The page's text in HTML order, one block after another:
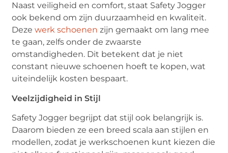
Naast veiligheid en comfort, staat Safety Jogger
ook bekend om zijn duurzaamheid en kwaliteit.
Dezewerk schoenen zijn gemaakt om lang mee
te gaan, zelfs onder de zwaarste
omstandigheden. Dit betekent dat je niet
constant nieuwe schoenen hoeft te kopen, wat
uiteindelijk kosten bespaart.
Veelzijdigheid in Stijl
Safety Jogger begrijpt dat stijl ook belangrijk is.
Daarom bieden ze een breed scala aan stijlen en
modellen, zodat je werkschoenen kunt kiezen die